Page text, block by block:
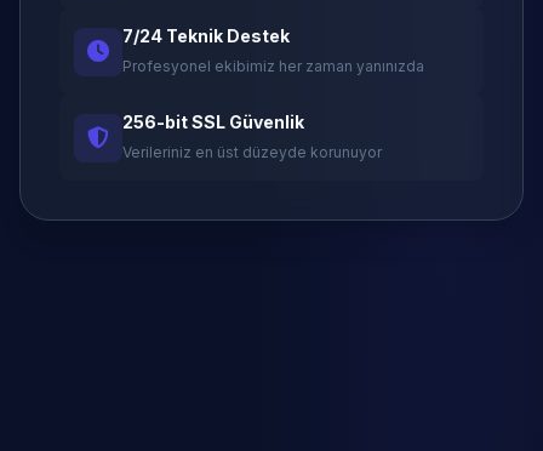
7/24 Teknik Destek
Profesyonel ekibimiz her zaman yanınızda
256-bit SSL Güvenlik
Verileriniz en üst düzeyde korunuyor